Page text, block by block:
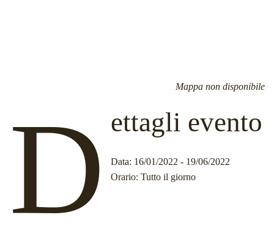
Mappa non disponibile
D ettagli evento
Data: 16/01/2022 - 19/06/2022
Orario: Tutto il giorno